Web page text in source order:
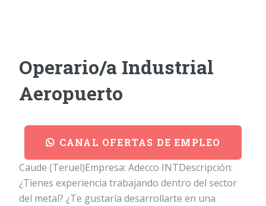
Operario/a Industrial
Aeropuerto
CANAL OFERTAS DE EMPLEO
Caude (Teruel)Empresa: Adecco INTDescripción:
¿Tienes experiencia trabajando dentro del sector
del metal? ¿Te gustaría desarrollarte en una